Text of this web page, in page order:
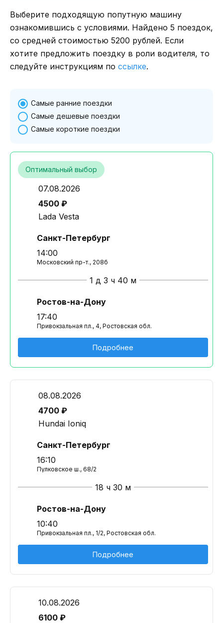
Выберите подходящую попутную машину
ознакомившись с условиями. Найдено 5 поездок,
со средней стоимостью 5200 рублей. Если
хотите предложить поездку в роли водителя, то
следуйте инструкциям по ссылке.
Самые ранние поездки
Самые дешевые поездки
Самые короткие поездки
Оптимальный выбор
07.08.2026
4500 ₽
Lada Vesta
Санкт-Петербург
14:00
Московский пр-т., 208б
1 д 3 ч 40 м
Ростов-на-Дону
17:40
Привокзальная пл., 4, Ростовская обл.
Подробнее
08.08.2026
4700 ₽
Hundai Ioniq
Санкт-Петербург
16:10
Пулковское ш., 68/2
18 ч 30 м
Ростов-на-Дону
10:40
Привокзальная пл., 1/2, Ростовская обл.
Подробнее
10.08.2026
6100 ₽